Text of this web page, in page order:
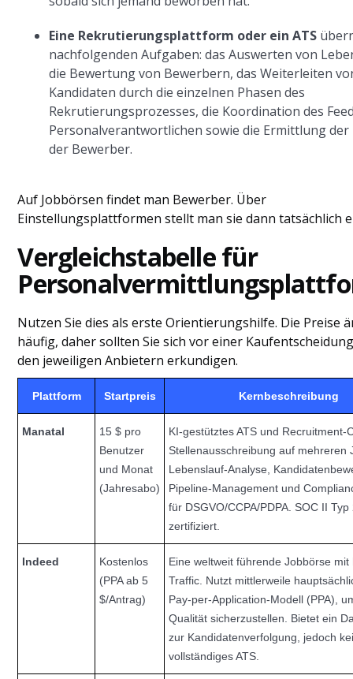
Eine Rekrutierungsplattform oder ein ATS
nachfolgenden Aufgaben: das Auswerten von
die Bewertung von Bewerbern, das Weiterleiten
Kandidaten durch die einzelnen Phasen des
Rekrutierungsprozesses, die Koordination des
Personalverantwortlichen sowie die Ermittlung
der Bewerber.
Auf Jobbörsen findet man Bewerber. Über
Einstellungsplattformen stellt man sie dann tatsächlich
Vergleichstabelle für
Nutzen Sie dies als erste Orientierungshilfe. Die Preise
häufig, daher sollten Sie sich vor einer
den jeweiligen Anbietern erkundigen.
Plattform Startpreis Kernbeschreibung
Manatal
15 $ pro
Benutzer
und Monat
(Jahresabo)
KI-gestütztes ATS und Recruitment-
Stellenausschreibung auf mehreren
Lebenslauf-Analyse,
Pipeline-Management und
für DSGVO/CCPA/PDPA. SOC II Typ
zertifiziert.
Indeed
Kostenlos
(PPA ab 5
$/Antrag)
Eine weltweit führende Jobbörse mit
Traffic. Nutzt mittlerweile
Pay-per-Application-Modell (PPA),
Qualität sicherzustellen. Bietet ein
zur Kandidatenverfolgung, jedoch
vollständiges ATS.